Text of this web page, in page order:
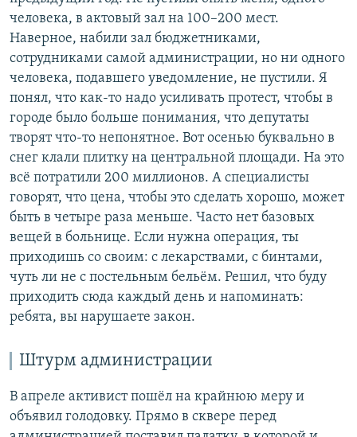
человека, в актовый зал на 100–200 мест.
Наверное, набили зал бюджетниками,
сотрудниками самой администрации, но ни одного
человека, подавшего уведомление, не пустили. Я
понял, что как-то надо усиливать протест, чтобы в
городе было больше понимания, что депутаты
творят что-то непонятное. Вот осенью буквально в
снег клали плитку на центральной площади. На это
всё потратили 200 миллионов. А специалисты
говорят, что цена, чтобы это сделать хорошо, может
быть в четыре раза меньше. Часто нет базовых
вещей в больнице. Если нужна операция, ты
приходишь со своим: с лекарствами, с бинтами,
чуть ли не с постельным бельём. Решил, что буду
приходить сюда каждый день и напоминать:
ребята, вы нарушаете закон.
Штурм администрации
В апреле активист пошёл на крайнюю меру и
объявил голодовку. Прямо в сквере перед